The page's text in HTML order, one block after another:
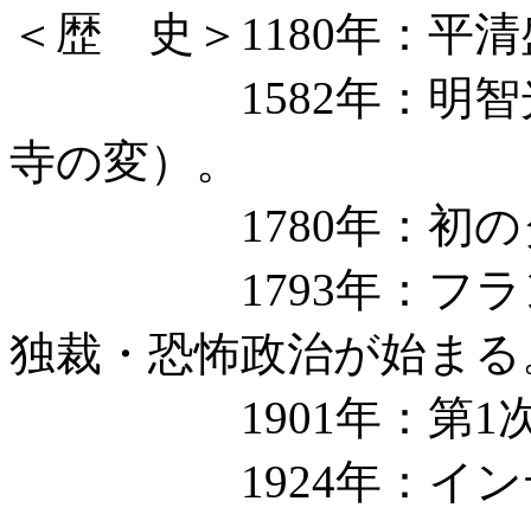
＜歴 史＞1180年：平
1582年：明智光秀
寺の変）。
1780年：初のダー
1793年：フランス
独裁・恐怖政治が始ま
1901年：第1次桂
1924年：インディ